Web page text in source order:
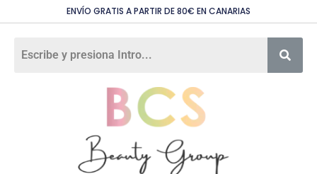
ENVÍO GRATIS A PARTIR DE 80€ EN CANARIAS